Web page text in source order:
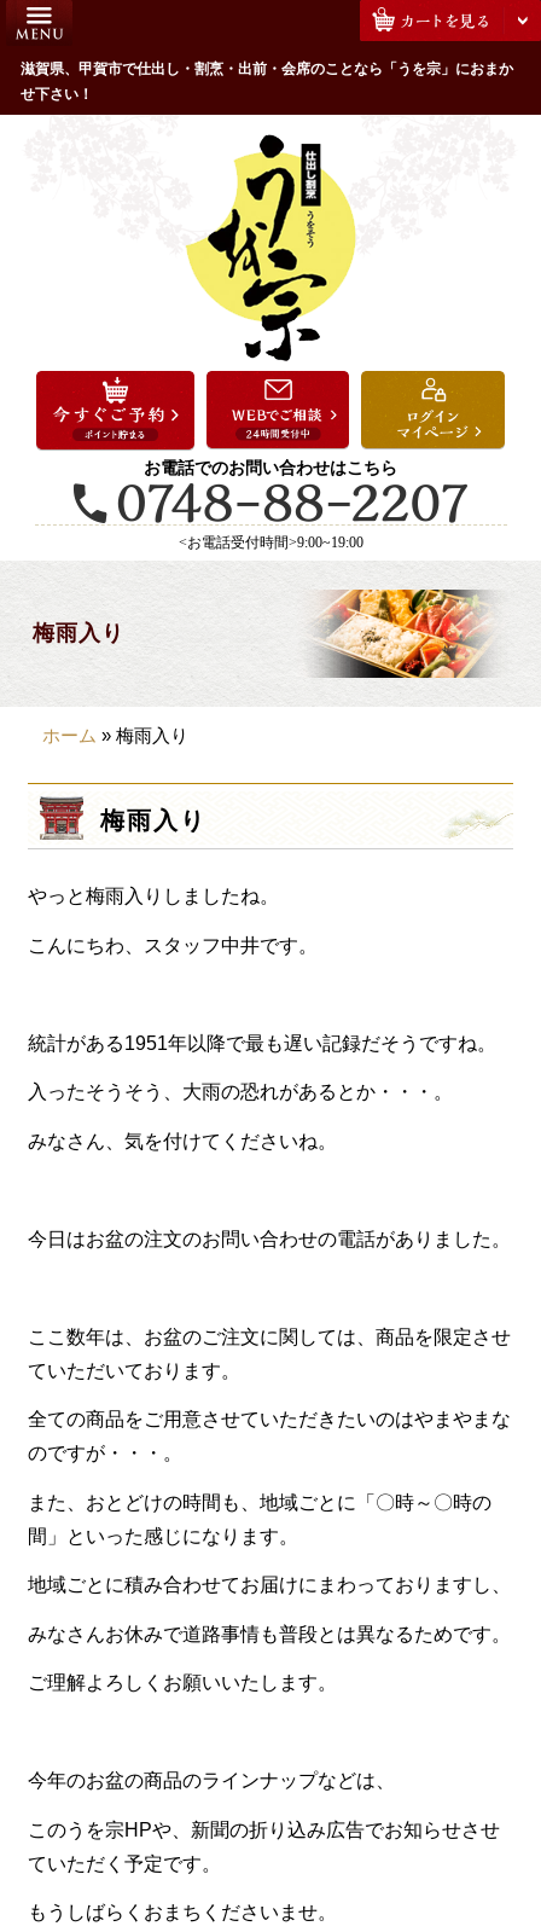
滋賀県、甲賀市で仕出し・割烹・出前・会席のことなら「うを宗」におまか
せ下さい！
お電話でのお問い合わせはこちら
<お電話受付時間>9:00~19:00
梅雨入り
HOME
うを宗のこだわり
配達エリア・注文方法
お祝い・ハレの日
法事・法要
接待・おもてなし
会議・セミナー弁当
製薬会社様向け
観光・行楽
価格から選ぶ
~999円
1,000~1,999円
2,000~2,999円
4,000~7999円
8,000円~
四得オードブル
寿司・会席膳
高級弁当
オードブル
一品料理
お食い初め・お子様膳
ランキング
スタッフブログ
求人情報
ホーム »梅雨入り
梅雨入り
やっと梅雨入りしましたね。
こんにちわ、スタッフ中井です。
統計がある1951年以降で最も遅い記録だそうですね。
入ったそうそう、大雨の恐れがあるとか・・・。
みなさん、気を付けてくださいね。
今日はお盆の注文のお問い合わせの電話がありました。
ここ数年は、お盆のご注文に関しては、商品を限定させ
ていただいております。
全ての商品をご用意させていただきたいのはやまやまな
のですが・・・。
また、おとどけの時間も、地域ごとに「〇時～〇時の
間」といった感じになります。
地域ごとに積み合わせてお届けにまわっておりますし、
みなさんお休みで道路事情も普段とは異なるためです。
ご理解よろしくお願いいたします。
今年のお盆の商品のラインナップなどは、
このうを宗HPや、新聞の折り込み広告でお知らせさせ
ていただく予定です。
もうしばらくおまちくださいませ。